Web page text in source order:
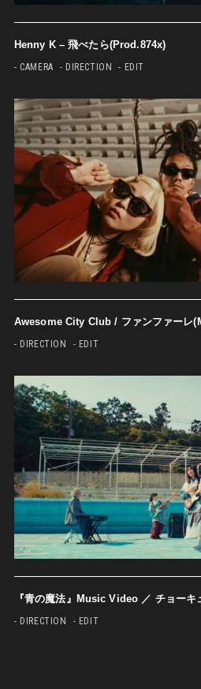
Henny K – 飛べたら(Prod.874x)
- CAMERA - DIRECTION - EDIT
Awesome City Club / ファンファーレ
- DIRECTION - EDIT
『青の魔法』Music Video ／ チョーキ
- DIRECTION - EDIT